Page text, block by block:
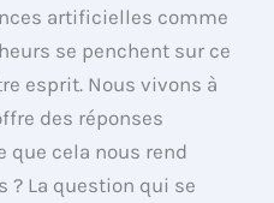
artificielles comme
se penchent sur ce
esprit. Nous vivons à
des réponses
que cela nous rend
La question qui se